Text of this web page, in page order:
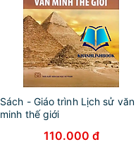
Sách - Giáo trình Lịch sử văn
minh thế giới
110.000 đ